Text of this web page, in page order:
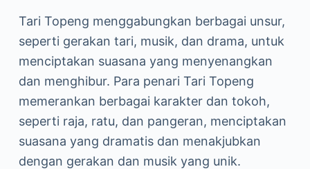
Tari Topeng menggabungkan berbagai unsur,
seperti gerakan tari, musik, dan drama, untuk
menciptakan suasana yang menyenangkan
dan menghibur. Para penari Tari Topeng
memerankan berbagai karakter dan tokoh,
seperti raja, ratu, dan pangeran, menciptakan
suasana yang dramatis dan menakjubkan
dengan gerakan dan musik yang unik.